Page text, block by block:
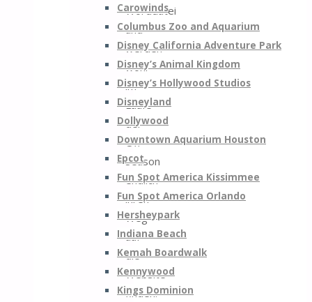
Carowinds
Columbus Zoo and Aquarium
Disney California Adventure Park
Disney’s Animal Kingdom
Disney’s Hollywood Studios
Disneyland
Dollywood
Downtown Aquarium Houston
Epcot
Fun Spot America Kissimmee
Fun Spot America Orlando
Hersheypark
Indiana Beach
Kemah Boardwalk
Kennywood
Kings Dominion
Worddatei
und
werden
wohl
im
Laufe
der
Off-
Season
endlich
ihren
Weg
auf
die
Website
finden.